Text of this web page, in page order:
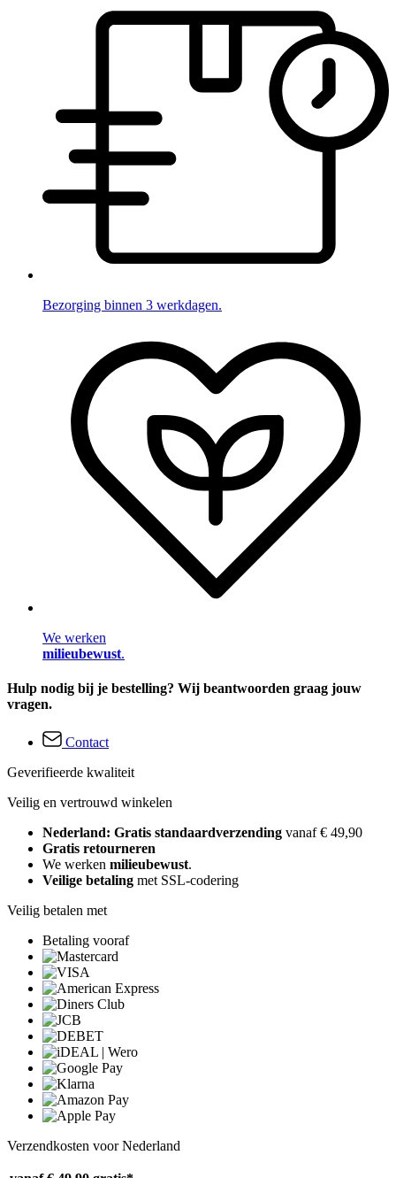
Bezorging binnen 3 werkdagen.
We werken
milieubewust.
Hulp nodig bij je bestelling? Wij beantwoorden graag jouw
vragen.
Contact
Geverifieerde kwaliteit
Veilig en vertrouwd winkelen
Nederland: Gratis standaardverzending vanaf € 49,90
Gratis retourneren
We werken milieubewust.
Veilige betaling met SSL-codering
Veilig betalen met
Betaling vooraf
Verzendkosten voor Nederland